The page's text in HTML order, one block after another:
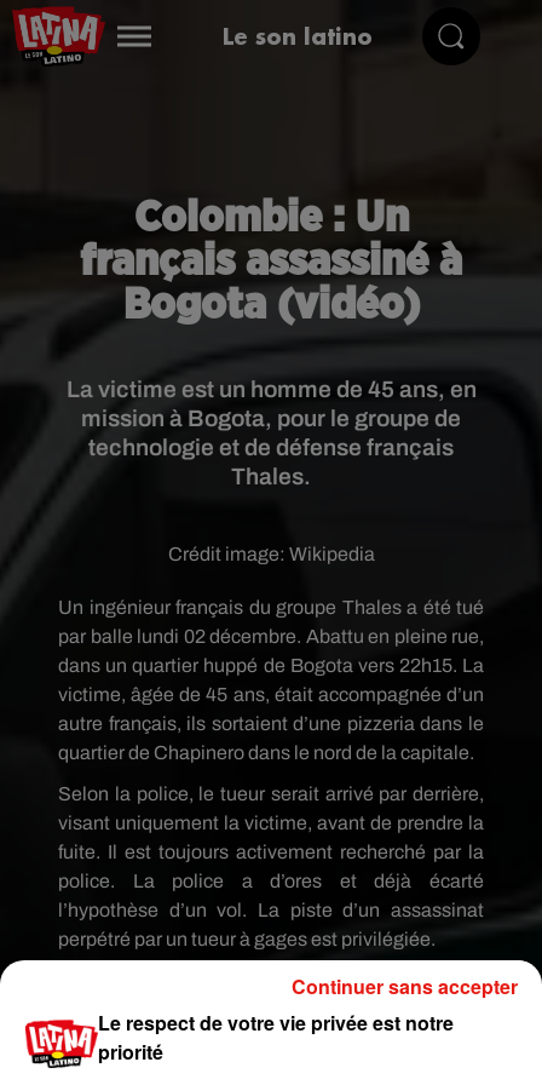
Le son latino
Colombie : Un
français assassiné à
Bogota (vidéo)
La victime est un homme de 45 ans, en
mission à Bogota, pour le groupe de
technologie et de défense français
Thales.
Crédit image: Wikipedia
Un ingénieur français du groupe Thales a été tué
par balle lundi 02 décembre. Abattu en pleine rue,
dans un quartier huppé de Bogota vers 22h15. La
victime, âgée de 45 ans, était accompagnée d’un
autre français, ils sortaient d’une pizzeria dans le
quartier de Chapinerodans le nord de la capitale.
Selon la police, le tueur serait arrivé par derrière,
visant uniquement la victime, avant de prendre la
fuite. Il est toujours activement recherché par la
police.
La police a d’ores et déjà écarté
l’hypothèse d’un vol. La piste d’un assassinat
perpétré par un tueur à gages est privilégiée.
- Un ingénieur français de Thales a
pleine rue dans un quartier huppé de Bogota par
un tueur qui a ensuite pris la fuite, a-t-on appris
Le respect de votre vie privée est notre
priorité
Continuer sans accepter